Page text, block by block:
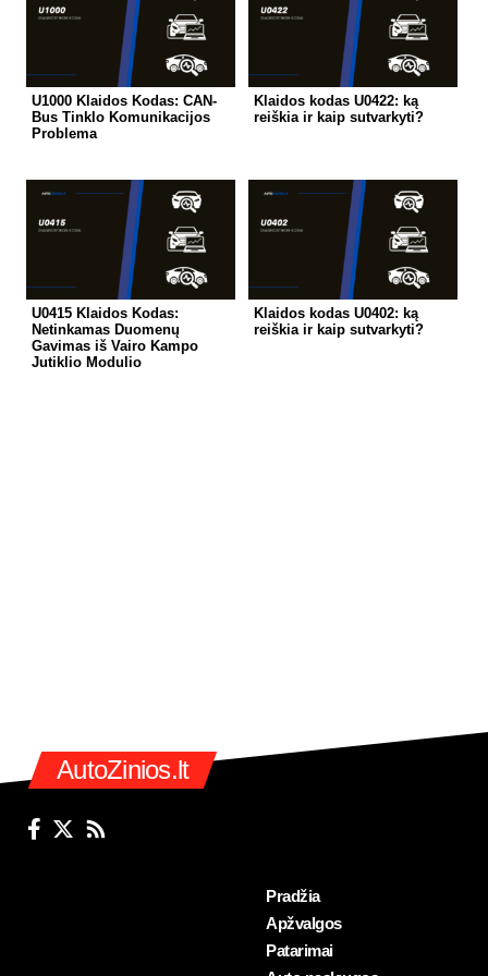
U1000 Klaidos Kodas: CAN-
Bus Tinklo Komunikacijos
Problema
Klaidos kodas U0422: ką
reiškia ir kaip sutvarkyti?
U0415 Klaidos Kodas:
Netinkamas Duomenų
Gavimas iš Vairo Kampo
Jutiklio Modulio
Klaidos kodas U0402: ką
reiškia ir kaip sutvarkyti?
AutoZinios.lt
Pradžia
Apžvalgos
Patarimai